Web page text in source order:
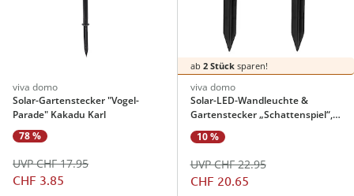
viva domo
Solar-Gartenstecker "Vogel-
Parade" Kakadu Karl
78 %
CHF 3.85
UVP CHF 17.95
ab 2 Stücksparen!
viva domo
Solar-LED-Wandleuchte &
Gartenstecker „Schattenspiel“, 2
Stück
10 %
CHF 20.65
UVP CHF 22.95